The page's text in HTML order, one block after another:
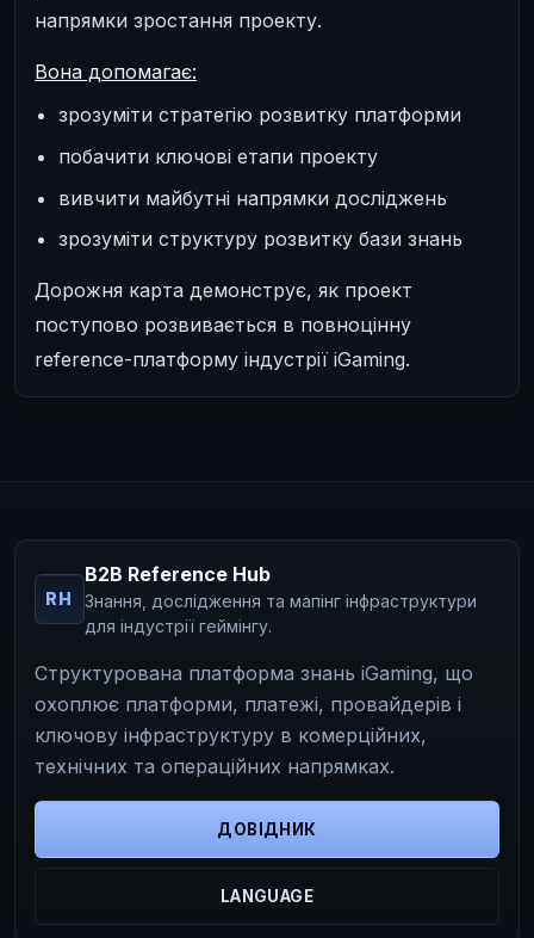
напрямки зростання проекту.
Вона допомагає:
зрозуміти стратегію розвитку платформи
побачити ключові етапи проекту
вивчити майбутні напрямки досліджень
зрозуміти структуру розвитку бази знань
Дорожня карта демонструє, як проект
поступово розвивається в повноцінну
reference-платформу індустрії iGaming.
RH
B2B Reference Hub
Знання, дослідження та мапінг інфраструктури
для індустрії геймінгу.
Структурована платформа знань iGaming, що
охоплює платформи, платежі, провайдерів і
ключову інфраструктуру в комерційних,
технічних та операційних напрямках.
ДОВІДНИК
LANGUAGE